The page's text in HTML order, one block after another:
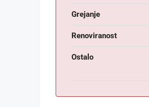
Grejanje
Renoviranost
Ostalo